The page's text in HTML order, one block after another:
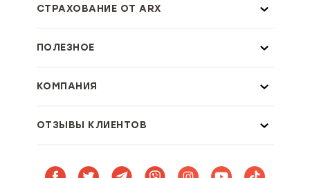
СТРАХОВАНИЕ ОТ ARX
ПОЛЕЗНОЕ
КОМПАНИЯ
ОТЗЫВЫ КЛИЕНТОВ